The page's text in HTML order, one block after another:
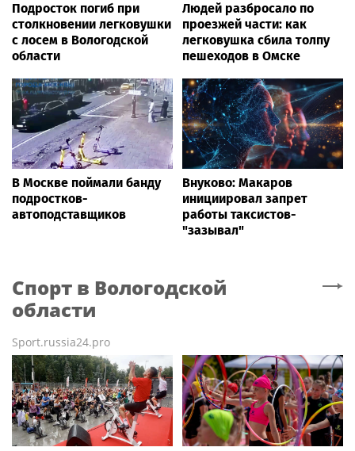
Подросток погиб при
столкновении легковушки
с лосем в Вологодской
области
Людей разбросало по
проезжей части: как
легковушка сбила толпу
пешеходов в Омске
В Москве поймали банду
подростков-
автоподставщиков
Внуково: Макаров
инициировал запрет
работы таксистов-
"зазывал"
Спорт в Вологодской
области
Sport.russia24.pro